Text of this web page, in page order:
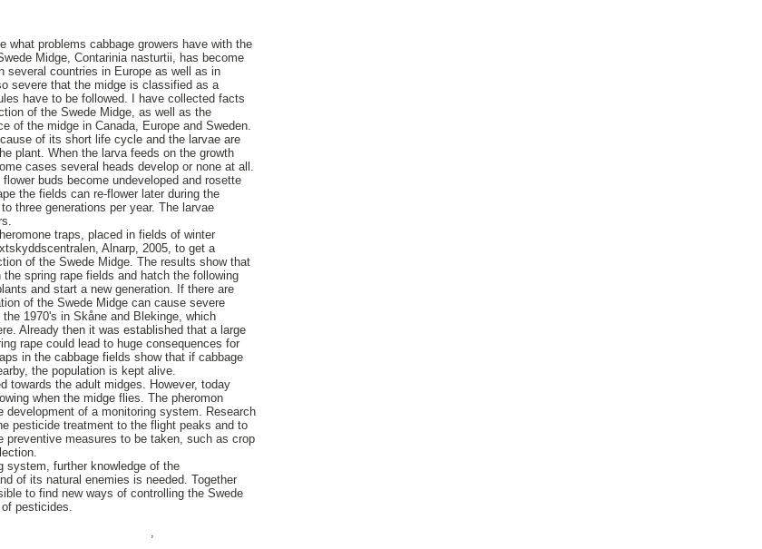
what problems cabbage growers have with the
Midge, Contarinia nasturtii, has become
several countries in Europe as well as in
severe that the midge is classified as a
have to be followed. I have collected facts
of the Swede Midge, as well as the
of the midge in Canada, Europe and Sweden.
of its short life cycle and the larvae are
plant. When the larva feeds on the growth
cases several heads develop or none at all.
buds become undeveloped and rosette
the fields can re-flower later during the
three generations per year. The larvae
traps, placed in fields of winter
Alnarp, 2005, to get a
of the Swede Midge. The results show that
spring rape fields and hatch the following
and start a new generation. If there are
of the Swede Midge can cause severe
1970's in Skåne and Blekinge, which
Already then it was established that a large
rape could lead to huge consequences for
in the cabbage fields show that if cabbage
the population is kept alive.
towards the adult midges. However, today
when the midge flies. The pheromon
of a monitoring system. Research
pesticide treatment to the flight peaks and to
preventive measures to be taken, such as crop
system, further knowledge of the
of its natural enemies is needed. Together
to find new ways of controlling the Swede
pesticides.